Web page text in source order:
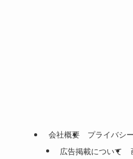
会社概要 プライバシ
広告掲載について